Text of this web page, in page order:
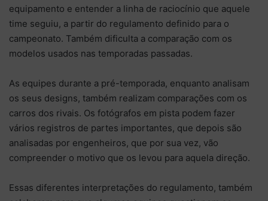
equipamento e entender a linha de raciocínio que aquele
time seguiu, a partir do regulamento definido para o
campeonato. Também dificulta a comparação com os
modelos usados nas temporadas passadas.
As equipes durante a pré-temporada, enquanto analisam
os seus designs, também realizam comparações com os
carros dos rivais. Os fotógrafos em pista podem fazer
vários registros de partes importantes, que depois são
analisadas por engenheiros, que por sua vez, vão
compreender o motivo que os levou para aquela direção.
Essas diferentes interpretações do regulamento, também